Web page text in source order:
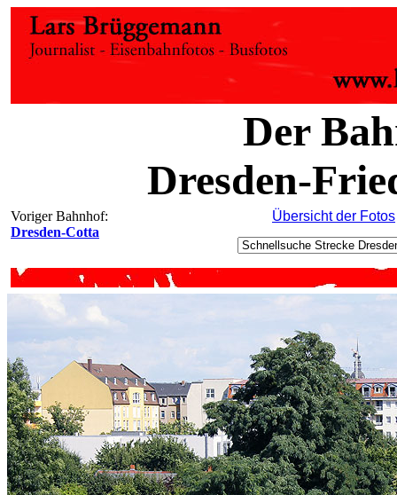
Der
Dresden-
Voriger Bahnhof:
Dresden-Cotta
Übersicht der Fotos